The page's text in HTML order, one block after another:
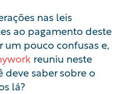
nas leis
ao pagamento deste
pouco confusas e,
reuniu neste
saber sobre o
lá?